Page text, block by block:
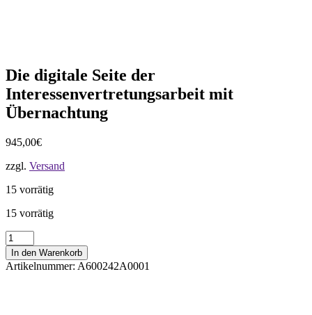
Die digitale Seite der
Interessenvertretungsarbeit mit
Übernachtung
945,00€
zzgl. Versand
15 vorrätig
15 vorrätig
Die
digitale
Seite
der
In den Warenkorb
Artikelnummer: A600242A0001